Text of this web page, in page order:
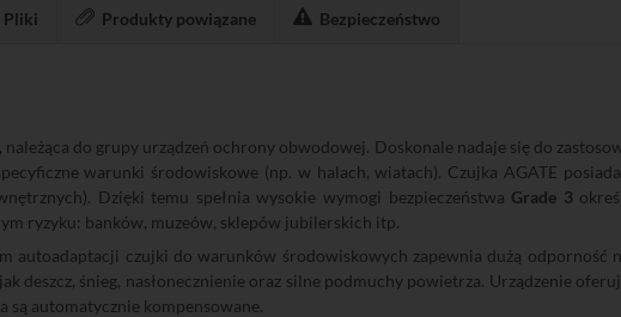
Pliki Produkty powiązane Bezpieczeństwo
do grupy urządzeń ochrony obwodowej. Doskonale nadaje się do
warunki środowiskowe (np. w halach, wiatach). Czujka AGATE
Dzięki temu spełnia wysokie wymogi bezpieczeństwa Grade 3
ryzyku: banków, muzeów, sklepów jubilerskich itp.
autoadaptacji czujki do warunków środowiskowych zapewnia dużą odporność
deszcz, śnieg, nasłonecznienie oraz silne podmuchy powietrza. Urządzenie
są automatycznie kompensowane.